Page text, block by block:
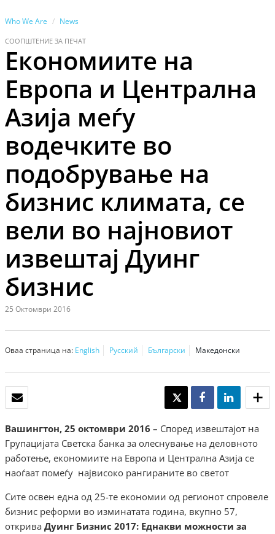
Who We Are News
СООПШТЕНИЕ ЗА ПЕЧАТ
Економиите на
Европа и Централна
Азија меѓу
водечките во
подобрување на
бизнис климата, се
вели во најновиот
извештај Дуинг
бизнис
25 Октомври 2016
Оваа страница на: English Русский Български Македонски
TWEET SHARE SHARE
Вашингтон, 25 октомври 2016 – Според извештајот на
Групацијата Светска банка за олеснување на деловното
работење, економиите на Европа и Централна Азија се
наоѓаат помеѓу највисоко рангираните во светот
Сите освен една од 25-те економии од регионот спровеле
бизнис реформи во изминатата година, вкупно 57,
открива Дуинг Бизнис 2017: Еднакви можности за